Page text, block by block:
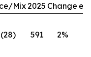
Mix2025 Change
(28) 591 2%